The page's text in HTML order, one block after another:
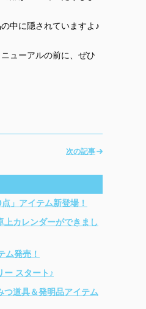
中に隠されていますよ♪
ニューアルの前に、ぜひ
次の記事
」アイテム新登場！
上カレンダーができまし
ム発売！
ー スタート♪
つ道具＆発明品アイテム